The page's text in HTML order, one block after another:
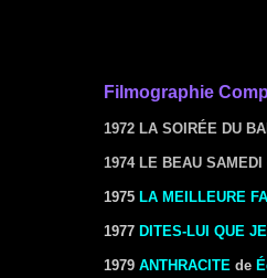
Filmographie
1972 LA SOIRÉE DU
1974 LE BEAU SAMEDI
1975 LA MEILLEURE
1977 DITES-LUI QUE
1979 ANTHRACITE de